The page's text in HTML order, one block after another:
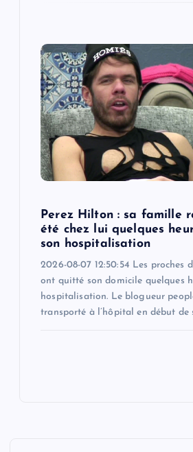
Perez Hilton : sa famille
été chez lui quelques
son hospitalisation
2026-08-07 12:50:54 Les proches
ont quitté son domicile quelques
hospitalisation. Le blogueur
transporté à l’hôpital en début de